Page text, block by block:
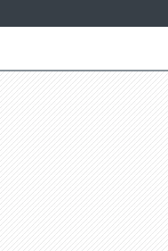
Languages